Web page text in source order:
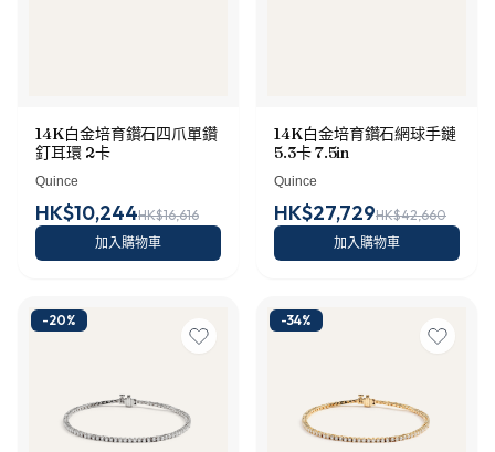
14K白金培育鑽石四爪單鑽
釘耳環 2卡
Quince
HK$10,244HK$16,616
加入購物車
14K白金培育鑽石網球手鏈
5.3卡 7.5in
Quince
HK$27,729HK$42,660
加入購物車
-20% -34%